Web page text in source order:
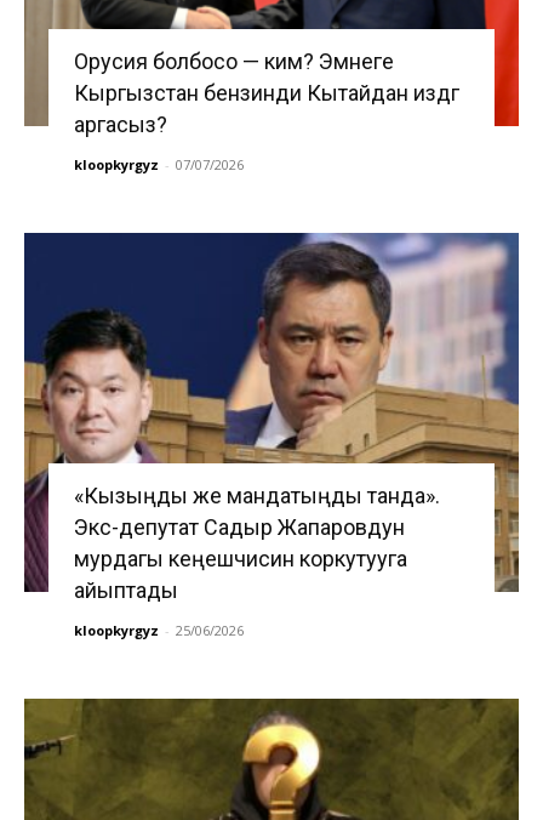
Орусия болбосо — ким? Эмнеге
Кыргызстан бензинди Кытайдан издөөгө
аргасыз?
kloopkyrgyz - 07/07/2026
«Кызыңды же мандатыңды танда».
Экс-депутат Садыр Жапаровдун
мурдагы кеңешчисин коркутууга
айыптады
kloopkyrgyz - 25/06/2026